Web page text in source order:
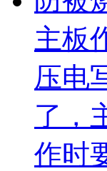
主板
压电
了，
作时